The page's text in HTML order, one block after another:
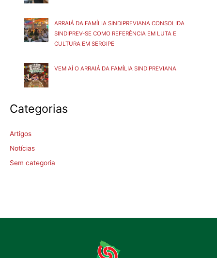
ARRAIÁ DA FAMÍLIA SINDIPREVIANA CONSOLIDA
SINDIPREV-SE COMO REFERÊNCIA EM LUTA E
CULTURA EM SERGIPE
VEM AÍ O ARRAIÁ DA FAMÍLIA SINDIPREVIANA
Categorias
Artigos
Notícias
Sem categoria